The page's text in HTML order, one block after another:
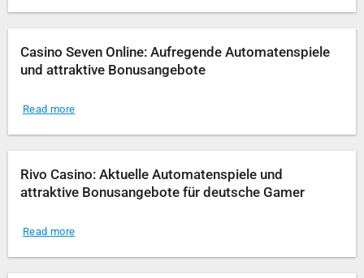
Casino Seven Online: Aufregende Automatenspiele
und attraktive Bonusangebote
Read more
Rivo Casino: Aktuelle Automatenspiele und
attraktive Bonusangebote für deutsche Gamer
Read more